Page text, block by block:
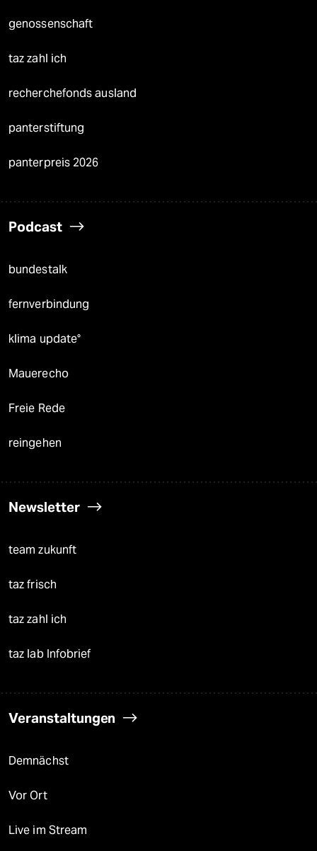
genossenschaft
taz zahl ich
recherchefonds ausland
panterstiftung
panterpreis 2026
Podcast
bundestalk
fernverbindung
klima update°
Mauerecho
Freie Rede
reingehen
Newsletter
team zukunft
taz frisch
taz zahl ich
taz lab Infobrief
Veranstaltungen
Demnächst
Vor Ort
Live im Stream